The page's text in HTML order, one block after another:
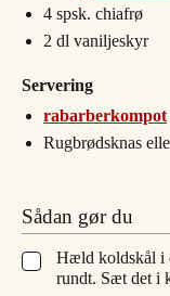
4 spsk. chiafrø
2 dl vaniljeskyr
Servering
rabarberkompot
Rugbrødsknas
Sådan gør du
▢
Hæld koldskål i
rundt. Sæt det i